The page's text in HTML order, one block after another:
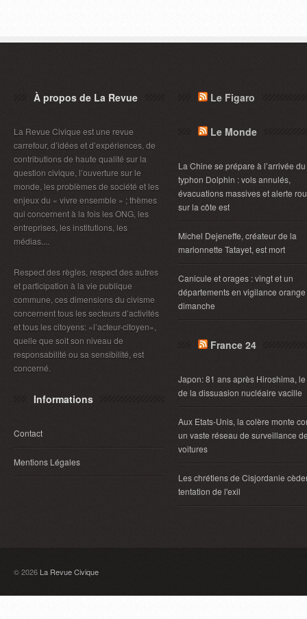
À propos de La Revue
La Revue Civique est une revue
carrefour, d’idées et d’expériences, de
contributions de haute qualité sur la
question civique, l’ouverture sur le
monde, les problèmes de société et les
enjeux du « vivre ensemble » ; thèmes
qui concernent à la fois les ONG, les
entreprises, les institutions, les
médias....
Respect des règles, respect des autres
et participation à la vie publique
commune, ces dimensions du civisme
concernent tous les secteurs d’activités
et tous les citoyens: «l’acteur-citoyen»,
quelle que soit son niveau de
responsabilité ou sa sensibilité, est
concerné.
Informations
Contact
Mentions Légales
Le Figaro
Le Monde
La Chine se prépare à l’arrivée du
typhon Dolphin : vols annulés,
évacuations massives et alerte
sur la côte est
Michel Dejeneffe, créateur de la
marionnette Tatayet, est mort
Canicule et orages : vingt et un
départements en vigilance orange
dimanche
France 24
Japon: 81 ans après Hiroshima,
de la dissuasion nucléaire vacille
Aux Etats-Unis, la colère monte
un vaste réseau de surveillance
voitures
Les chrétiens de Cisjordanie
tentation de l'exil
© 2026 La Revue Civique